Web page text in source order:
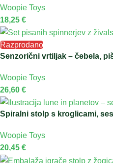
Woopie Toys
18,25 €
Razprodano
Senzorični vrtiljak – čebela,
Woopie Toys
26,60 €
Spiralni stolp s kroglicami,
Woopie Toys
20,45 €